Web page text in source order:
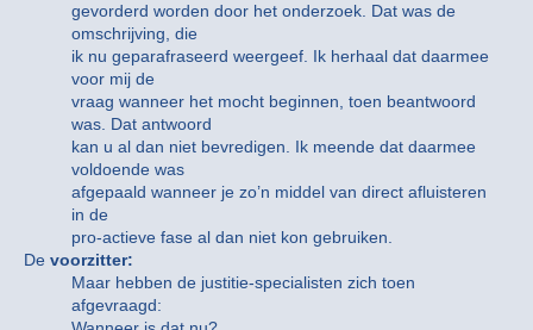
gevorderd worden door het onderzoek. Dat was de
omschrijving, die
ik nu geparafraseerd weergeef. Ik herhaal dat daarmee
voor mij de
vraag wanneer het mocht beginnen, toen beantwoord
was. Dat antwoord
kan u al dan niet bevredigen. Ik meende dat daarmee
voldoende was
afgepaald wanneer je zo’n middel van direct afluisteren
in de
pro-actieve fase al dan niet kon gebruiken.
De voorzitter:
Maar hebben de justitie-specialisten zich toen
afgevraagd: